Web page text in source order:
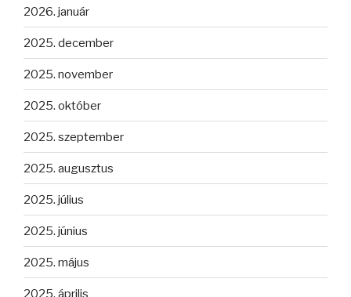
2026. január
2025. december
2025. november
2025. október
2025. szeptember
2025. augusztus
2025. július
2025. június
2025. május
2025. április